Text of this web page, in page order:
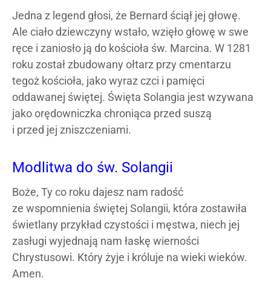
Jedna z legend głosi, że Bernard ściął jej głowę.
Ale ciało dziewczyny wstało, wzięło głowę w swe
ręce i zaniosło ją do kościoła św. Marcina. W 1281
roku został zbudowany ołtarz przy cmentarzu
tegoż kościoła, jako wyraz czci i pamięci
oddawanej świętej. Święta Solangia jest wzywana
jako orędowniczka chroniąca przed suszą
i przed jej zniszczeniami.
Modlitwa do św. Solangii
Boże, Ty co roku dajesz nam radość
ze wspomnienia świętej Solangii, która zostawiła
świetlany przykład czystości i męstwa, niech jej
zasługi wyjednają nam łaskę wierności
Chrystusowi. Który żyje i króluje na wieki wieków.
Amen.